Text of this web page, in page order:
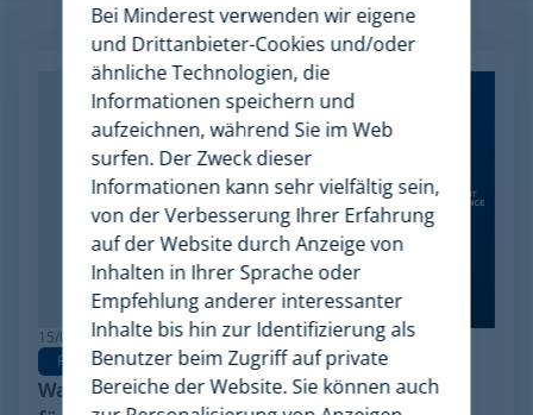
Verwandte Artikel
15/06/2026
Pricing Software
Warum Minderest die beste Wiser Alternative
Bei Minderest verwenden wir eigene
und Drittanbieter-Cookies und/oder
ähnliche Technologien, die
Informationen speichern und
aufzeichnen, während Sie im Web
surfen. Der Zweck dieser
Informationen kann sehr vielfältig sein,
von der Verbesserung Ihrer Erfahrung
auf der Website durch Anzeige von
Inhalten in Ihrer Sprache oder
Empfehlung anderer interessanter
Inhalte bis hin zur Identifizierung als
Benutzer beim Zugriff auf private
Bereiche der Website. Sie können auch